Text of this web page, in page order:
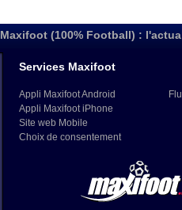
Maxifoot (100% Football) :
Services Maxifoot
Appli Maxifoot Android
Appli Maxifoot iPhone
Site web Mobile
Choix de consentement